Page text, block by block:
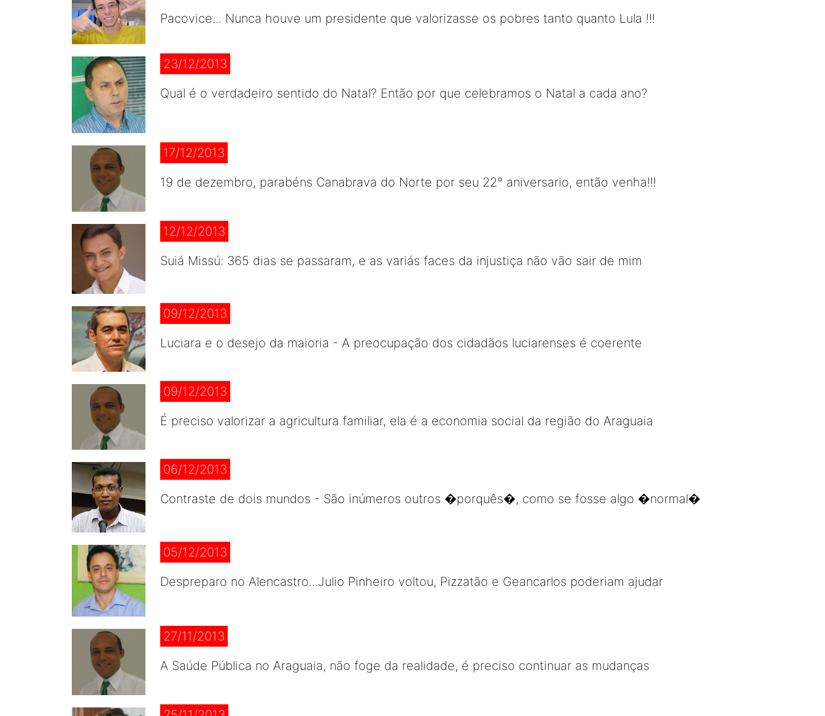
Pacovice... Nunca houve um presidente que valorizasse os pobres tanto quanto Lula !!!
23/12/2013
Qual é o verdadeiro sentido do Natal? Então por que celebramos o Natal a cada ano?
17/12/2013
19 de dezembro, parabéns Canabrava do Norte por seu 22° aniversario, então venha!!!
12/12/2013
Suiá Missú: 365 dias se passaram, e as variás faces da injustiça não vão sair de mim
09/12/2013
Luciara e o desejo da maioria - A preocupação dos cidadãos luciarenses é coerente
09/12/2013
É preciso valorizar a agricultura familiar, ela é a economia social da região do Araguaia
06/12/2013
Contraste de dois mundos - São inúmeros outros �porquês�, como se fosse algo �normal�
05/12/2013
Despreparo no Alencastro...Julio Pinheiro voltou, Pizzatão e Geancarlos poderiam ajudar
27/11/2013
A Saúde Pública no Araguaia, não foge da realidade, é preciso continuar as mudanças